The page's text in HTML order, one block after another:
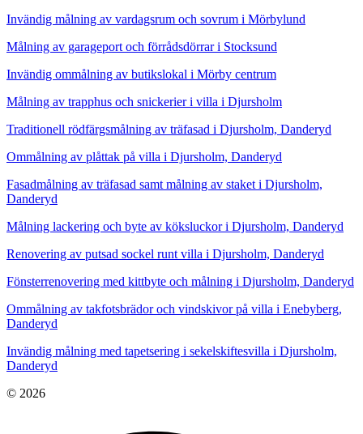
Invändig målning av vardagsrum och sovrum i Mörbylund
Målning av garageport och förrådsdörrar i Stocksund
Invändig ommålning av butikslokal i Mörby centrum
Målning av trapphus och snickerier i villa i Djursholm
Traditionell rödfärgsmålning av träfasad i Djursholm, Danderyd
Ommålning av plåttak på villa i Djursholm, Danderyd
Fasadmålning av träfasad samt målning av staket i Djursholm,
Danderyd
Målning lackering och byte av köksluckor i Djursholm, Danderyd
Renovering av putsad sockel runt villa i Djursholm, Danderyd
Fönsterrenovering med kittbyte och målning i Djursholm, Danderyd
Ommålning av takfotsbrädor och vindskivor på villa i Enebyberg,
Danderyd
Invändig målning med tapetsering i sekelskiftesvilla i Djursholm,
Danderyd
© 2026